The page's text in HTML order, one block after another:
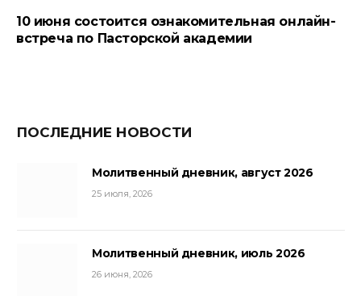
10 июня состоится ознакомительная онлайн-
встреча по Пасторской академии
ПОСЛЕДНИЕ НОВОСТИ
Молитвенный дневник, август 2026
25 июля, 2026
Молитвенный дневник, июль 2026
26 июня, 2026